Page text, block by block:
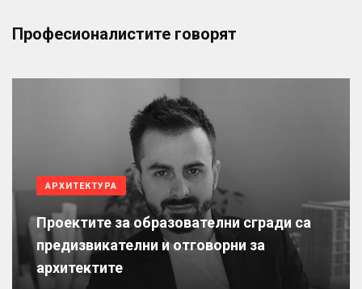
Професионалистите говорят
АРХИТЕКТУРА
Проектите за образователни сгради са
предизвикателни и отговорни за
архитектите